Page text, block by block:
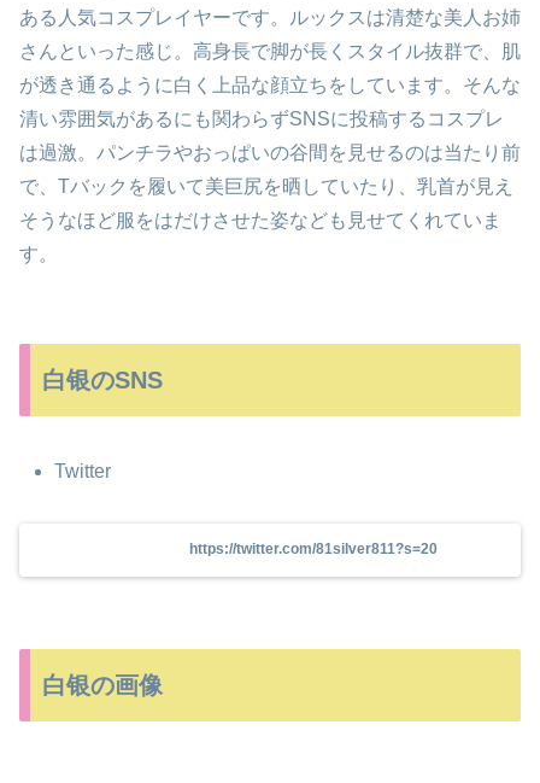
ある人気コスプレイヤーです。ルックスは清楚な美人お姉
さんといった感じ。高身長で脚が長くスタイル抜群で、肌
が透き通るように白く上品な顔立ちをしています。そんな
清い雰囲気があるにも関わらずSNSに投稿するコスプレ
は過激。パンチラやおっぱいの谷間を見せるのは当たり前
で、Tバックを履いて美巨尻を晒していたり、乳首が見え
そうなほど服をはだけさせた姿なども見せてくれていま
す。
白银のSNS
Twitter
https://twitter.com/81silver811?s=20
白银の画像